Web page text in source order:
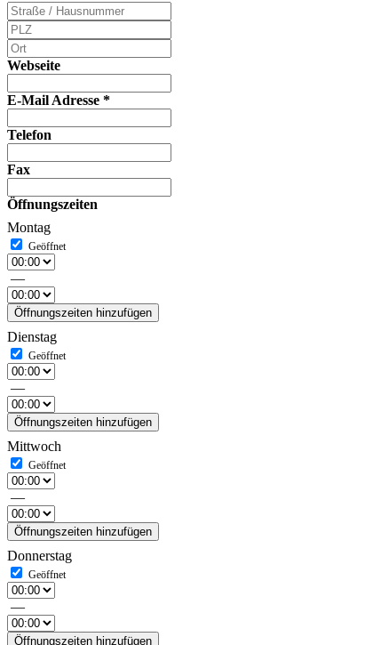
Webseite
E-Mail Adresse *
Telefon
Fax
Öffnungszeiten
Montag
—
Öffnungszeiten hinzufügen
Dienstag
—
Öffnungszeiten hinzufügen
Mittwoch
—
Öffnungszeiten hinzufügen
Donnerstag
—
Öffnungszeiten hinzufügen